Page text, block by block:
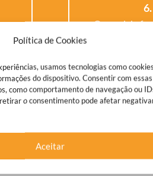
Política de Cookies
usamos tecnologias como
do dispositivo. Consentir com
como comportamento de navegação ou
o consentimento pode afetar
Aceitar
➔ O papel do
➔ Preparação e
➔ Construção
➔ Reforçar o
inclui: